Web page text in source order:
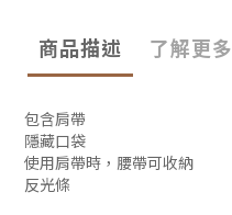
商品描述 了解更多
包含肩帶
隱藏口袋
使用肩帶時，腰帶可收納
反光條